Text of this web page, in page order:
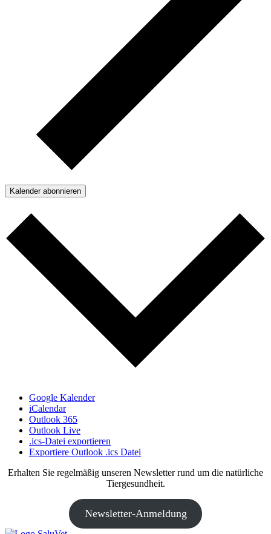
Kalender abonnieren
Google Kalender
iCalendar
Outlook 365
Outlook Live
.ics-Datei exportieren
Exportiere Outlook .ics Datei
Erhalten Sie regelmäßig unseren Newsletter rund um die natürliche
Tiergesundheit.
Newsletter-Anmeldung